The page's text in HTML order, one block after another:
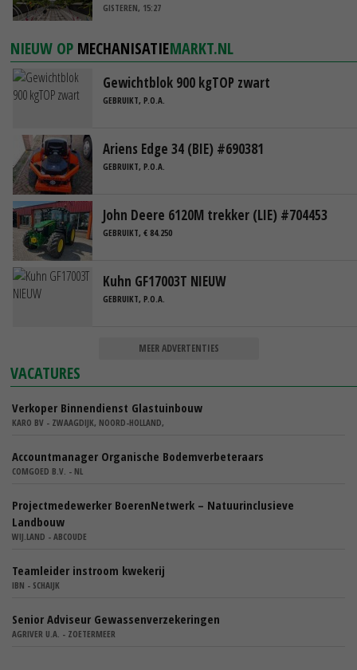
GISTEREN, 15:27
NIEUW OP MECHANISATIEMARKT.NL
Gewichtblok 900 kgTOP zwart
GEBRUIKT, P.O.A.
Ariens Edge 34 (BIE) #690381
GEBRUIKT, P.O.A.
John Deere 6120M trekker (LIE) #704453
GEBRUIKT, € 84.250
Kuhn GF17003T NIEUW
GEBRUIKT, P.O.A.
MEER ADVERTENTIES
VACATURES
Verkoper Binnendienst Glastuinbouw
KARO BV - ZWAAGDIJK, NOORD-HOLLAND,
Accountmanager Organische Bodemverbeteraars
COMGOED B.V. - NL
Projectmedewerker BoerenNetwerk – Natuurinclusieve
Landbouw
WIJ.LAND - ABCOUDE
Teamleider instroom kwekerij
IBN - SCHAIJK
Senior Adviseur Gewassenverzekeringen
AGRIVER U.A. - ZOETERMEER